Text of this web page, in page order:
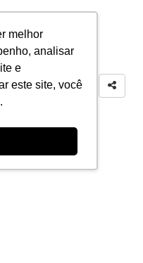
melhor
analisar
e
este site, você